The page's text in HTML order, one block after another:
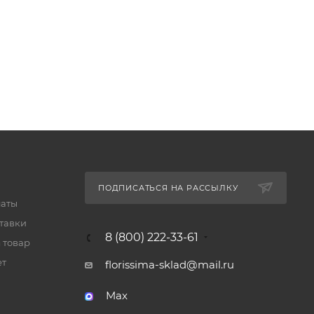
товар
ПОДПИСАТЬСЯ НА РАССЫЛКУ
8 (800) 222-33-61
florissima-sklad@mail.ru
Max